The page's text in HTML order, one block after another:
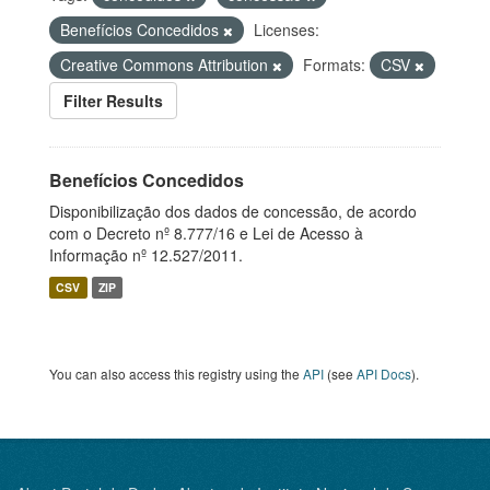
Benefícios Concedidos
Licenses:
Creative Commons Attribution
Formats:
CSV
Filter Results
Benefícios Concedidos
Disponibilização dos dados de concessão, de acordo
com o Decreto nº 8.777/16 e Lei de Acesso à
Informação nº 12.527/2011.
CSV ZIP
You can also access this registry using the API (see API Docs).